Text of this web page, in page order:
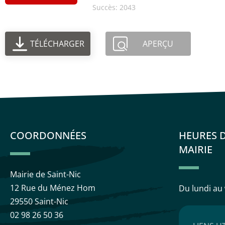
Succès: 2043
TÉLÉCHARGER APERÇU
COORDONNÉES
Mairie de Saint-Nic
12 Rue du Ménez Hom
29550 Saint-Nic
02 98 26 50 36
HEURES
MAIRIE
Du lundi